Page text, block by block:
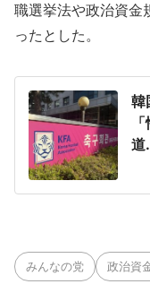
職選挙法や政治資金
ったとした。
韓
道
みんなの党 政治資